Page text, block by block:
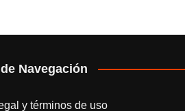
Navegación
y términos de uso